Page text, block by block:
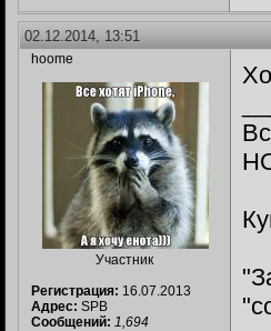
02.12.2014, 13:51
hoome
Участник
Регистрация: 16.07.2013
Адрес: SPB
Сообщений: 1,694